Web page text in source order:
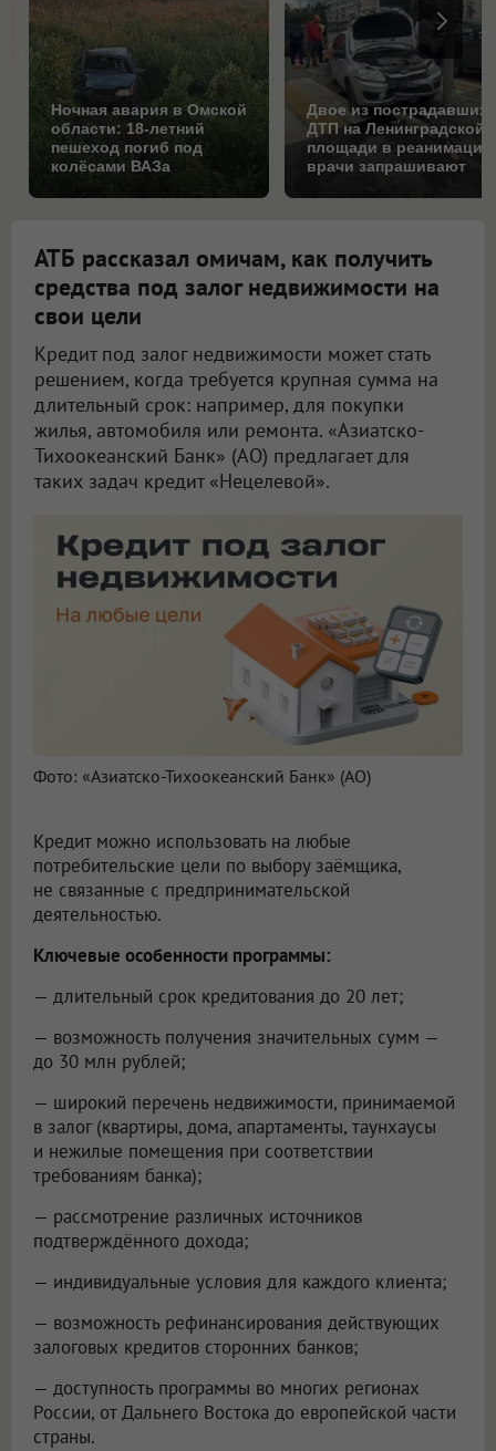
Ночная авария в Омской
области: 18-летний
пешеход погиб под
колёсами ВАЗа
Двое из пострадавших
ДТП на Ленинградской
площади в
врачи запрашивают
АТБ рассказал омичам, как получить
средства под залог недвижимости на
свои цели
Кредит под залог недвижимости может стать
решением, когда требуется крупная сумма на
длительный срок: например, для покупки
жилья, автомобиля или ремонта. «Азиатско-
Тихоокеанский Банк» (АО) предлагает для
таких задач кредит «Нецелевой».
Фото: «Азиатско-Тихоокеанский Банк» (АО)
Кредит можно использовать на любые
потребительские цели по выбору заёмщика,
не связанные с предпринимательской
деятельностью.
Ключевые особенности программы:
— длительный срок кредитования до 20 лет;
— возможность получения значительных сумм —
до 30 млн рублей;
— широкий перечень недвижимости, принимаемой
в залог (квартиры, дома, апартаменты, таунхаусы
и нежилые помещения при соответствии
требованиям банка);
— рассмотрение различных источников
подтверждённого дохода;
— индивидуальные условия для каждого клиента;
— возможность рефинансирования действующих
залоговых кредитов сторонних банков;
— доступность программы во многих регионах
России, от Дальнего Востока до европейской части
страны.